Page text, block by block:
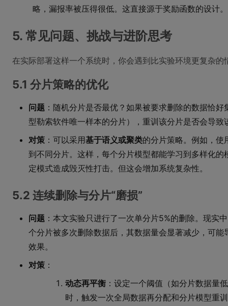
略，漏报率被压得很低。这直接源于奖励函数的设计。
5. 常见问题、挑战与进阶思考
在实际部署这样一个系统时，你会遇到比实验环境更复杂
5.1 分片策略的优化
问题 ：随机分片是否最优？如果被要求删除的数据恰
型勒索软件唯一样本的分片），重训该分片是否会导
对策 ：可以采用基于语义或聚类的分片策略。例如，使
到不同分片。这样，每个分片模型都能学习到多样化
定模式造成毁灭性打击。但这会增加系统复杂性。
5.2 连续删除与分片“磨损”
问题 ：本文实验只进行了一次单分片5%的删除。现实
个分片被多次删除数据后，其数据量会显著减少，可
效果。
对策 ：
动态再平衡 ：设定一个阈值（如分片数据量
时，触发一次全局数据再分配和分片模型重